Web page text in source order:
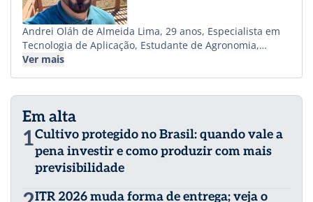
Andrei Oláh de Almeida Lima, 29 anos, Especialista em
Tecnologia de Aplicação, Estudante de Agronomia,
Empresário e Criador de Conteúdo no perfil @agrooficial
fornece materiais e insumos que auxiliam na calibração
e aferição de pulverizadores de diversas culturas. Desde
pequeno vivenciou a agricultura junto ao seu pai,
andando de trator em meio a plantações de soja, milho,
trigo e até mesmo arroz, no estado do Paraná. Desde lá
Brasil, como: Mato Grosso, Mato Grosso do Sul, São
Ver mais
Em alta
1Cultivo protegido no Brasil: quando vale a
pena investir e como produzir com mais
previsibilidade
ITR 2026 muda forma de entrega; veja o